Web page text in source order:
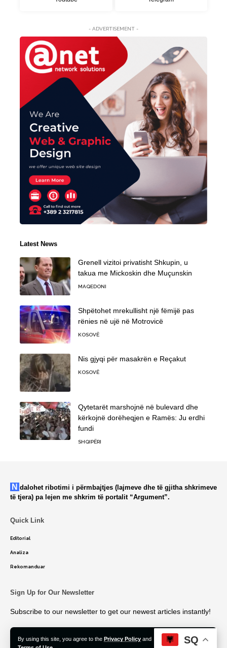
By using this site, you agree to the Privacy Policy and
Accept
- ADVERTISEMENT -
Latest News
Grenell vizitoi privatisht Shkupin, u
takua me Mickoskin dhe Muçunskin
MAQEDONI
Shpëtohet mrekullisht një fëmijë pas
rënies në ujë në Motrovicë
KOSOVË
Nis gjyqi për masakrën e Reçakut
KOSOVË
Qytetarët marshojnë në bulevard dhe
kërkojnë dorëheqjen e Ramës: Ju erdhi
fundi
SHQIPËRI
Ndalohet ribotimi i përmbajtjes (lajmeve dhe të gjitha shkrimeve
të tjera) pa lejen me shkrim të portalit “Argument”.
Quick Link
Editorial
Analiza
Rekomanduar
Sign Up for Our Newsletter
Subscribe to our newsletter to get our newest articles instantly!
SQ